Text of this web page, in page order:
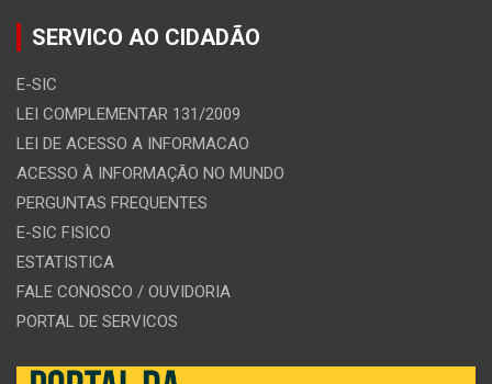
SERVICO AO CIDADÃO
E-SIC
LEI COMPLEMENTAR 131/2009
LEI DE ACESSO A INFORMACAO
ACESSO À INFORMAÇÃO NO MUNDO
PERGUNTAS FREQUENTES
E-SIC FISICO
ESTATISTICA
FALE CONOSCO / OUVIDORIA
PORTAL DE SERVICOS